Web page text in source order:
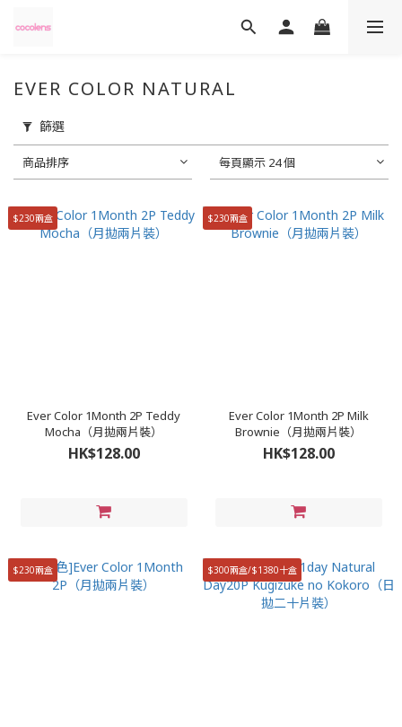
EVER COLOR NATURAL
篩選
商品排序 每頁顯示 24 個
$230兩盒
Ever Color 1Month 2P Teddy
Mocha（月拋兩片裝）
HK$128.00
$230兩盒
Ever Color 1Month 2P Milk
Brownie（月拋兩片裝）
HK$128.00
$230兩盒 $300兩盒/$1380十盒